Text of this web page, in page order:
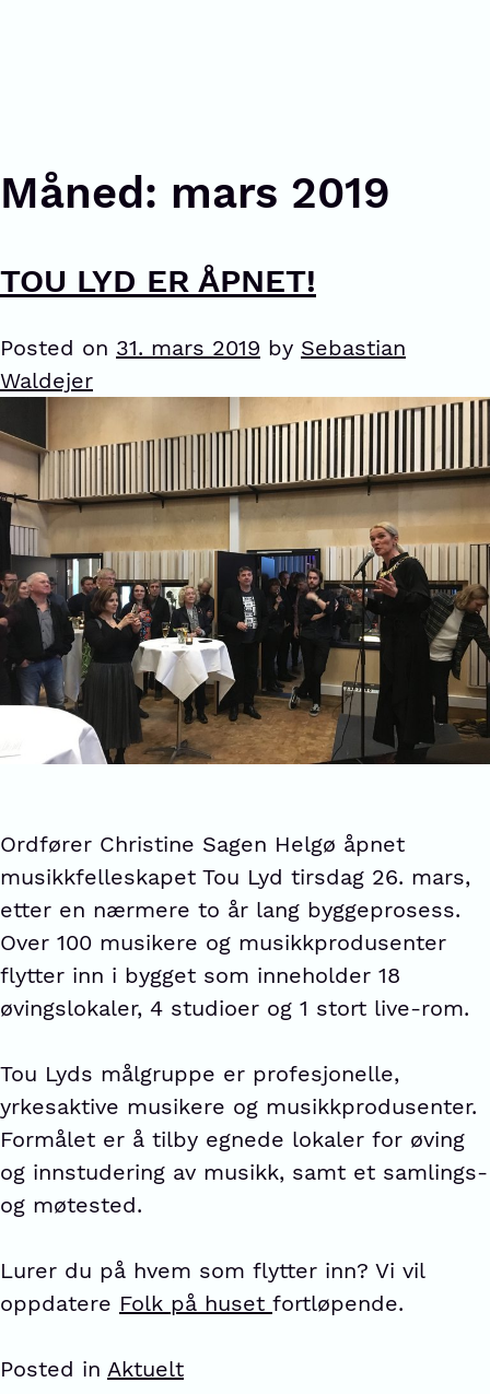
Måned: mars 2019
TOU LYD ER ÅPNET!
Posted on 31. mars 2019 by Sebastian
Waldejer
Ordfører Christine Sagen Helgø åpnet
musikkfelleskapet Tou Lyd tirsdag 26. mars,
etter en nærmere to år lang byggeprosess.
Over 100 musikere og musikkprodusenter
flytter inn i bygget som inneholder 18
øvingslokaler, 4 studioer og 1 stort live-rom.
Tou Lyds målgruppe er profesjonelle,
yrkesaktive musikere og musikkprodusenter.
Formålet er å tilby egnede lokaler for øving
og innstudering av musikk, samt et samlings-
og møtested.
Lurer du på hvem som flytter inn? Vi vil
oppdatere Folk på huset fortløpende.
Posted in Aktuelt